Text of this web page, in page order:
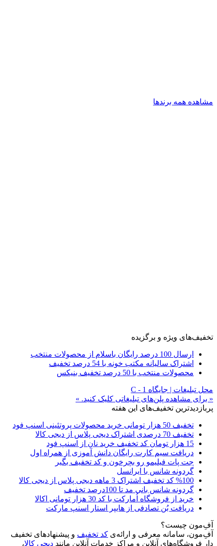
مشاهده همه برندها
تخفیف‌های ویژه و برگزیده
ارسال 100 درصد رایگان باسلام از محصولات منتخب
اشتراک سالیانه مکتب خونه با 54 درصد تخفیف
محصولات منتخب با 50 درصد تخفیف بنیکس
محل تبلیغات | جایگاه C - 1
« برای مشاهده پلن‌های تبلیغاتی کلیک کنید. »
پربازدیدترین تخفیف‌های این هفته
تخفیف 50 هزار تومانی خرید محصولات پروتئینی اسنپ فود
تخفیف 70 درصدی اشتراک دیجی پلاس از دیجی کالا
15 هزار تومان کد تخفیف خرید نان از اسنپ فود
دریافت سیم کارت رایگان دانش آموزی از همراه اول
جت پات فیلیمو رو بچرخون و کد تخفیف بگیر
گردونه شانس با ایرانسل
%100 کد تخفیف اشتراک 3 ماهه دیجی پلاس از دیجی کالا
گردونه شانس بانی مد تا 100درصد تخفیف
خرید از فروشگاه اُمارکت با کد 30 هزار تومانی اکالا
دریافت بُن تصادفی از هایپر استار اسنپ مارکت
آفِ‌مون چیست؟
آفِ‌مون، سامانه معرفی و ارائه‌ی کد تخفیف و پیشنهادهای تخفیف
دار فروشگاه‌های آنلاین و مراکز خدمات آنلاین مانند دیجی کالا،